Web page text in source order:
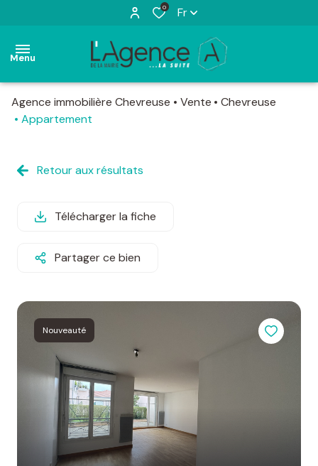
0 Fr
Menu
accueil
terrains
locations
estimation
contact
Agence immobilière Chevreuse Vente
Chevreuse
Appartement
Retour aux résultats
Télécharger la fiche
Partager ce bien
Nouveauté